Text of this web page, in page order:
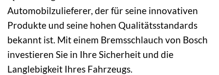
Automobilzulieferer, der für seine innovativen
Produkte und seine hohen Qualitätsstandards
bekannt ist. Mit einem Bremsschlauch von Bosch
investieren Sie in Ihre Sicherheit und die
Langlebigkeit Ihres Fahrzeugs.